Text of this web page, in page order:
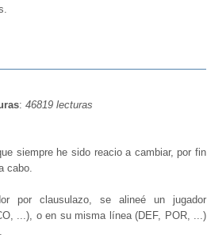
: 46819 lecturas
siempre he sido reacio a cambiar, por fin
cabo.
por clausulazo, se alineé un jugador
...), o en su misma línea (DEF, POR, ...)